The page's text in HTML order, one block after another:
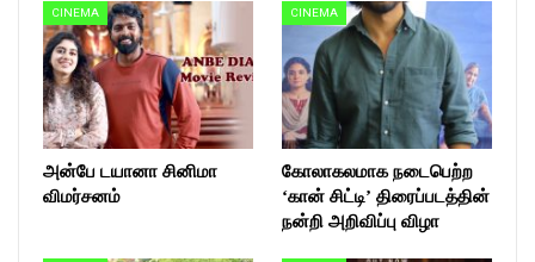
CINEMA
அன்பே டயானா சினிமா
விமர்சனம்
CINEMA
கோலாகலமாக நடைபெற்ற
‘கான் சிட்டி’ திரைப்படத்தின்
நன்றி அறிவிப்பு விழா